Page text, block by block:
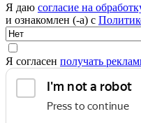
Я даю согласие на
и ознакомлен (-а) с
Я согласен получать